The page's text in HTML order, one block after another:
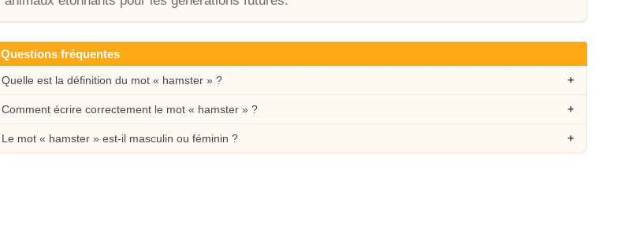
Questions fréquentes
Quelle est la définition du mot « hamster » ?
Comment écrire correctement le mot « hamster » ?
Le mot « hamster » est-il masculin ou féminin ?